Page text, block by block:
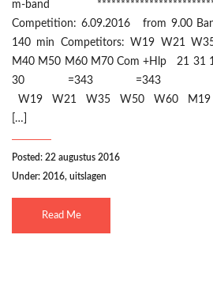
m-band
Competition: 6.09.2016 from 9.00
140 min Competitors: W19 W21
M40 M50 M60 M70 Com +Hlp 21 31
30 =343 =343
W19 W21 W35 W50 W60
[…]
Posted: 22 augustus 2016
Under: 2016, uitslagen
Read Me